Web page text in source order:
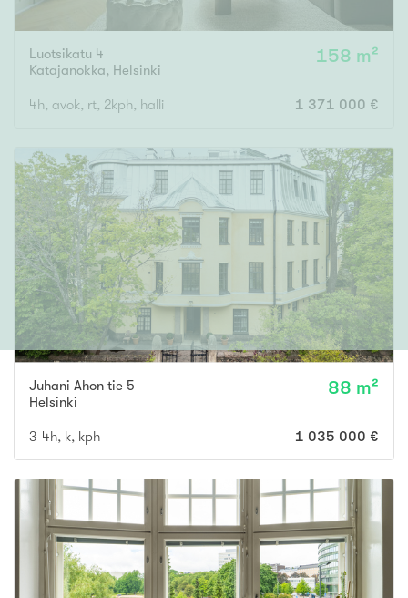
Luotsikatu 4
Katajanokka, Helsinki
158 m²
4h, avok, rt, 2kph, halli 1 371 000 €
Juhani Ahon tie 5
Helsinki
88 m²
3-4h, k, kph 1 035 000 €